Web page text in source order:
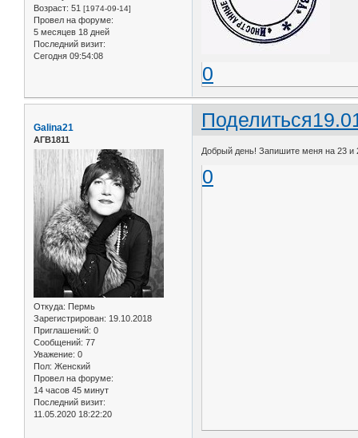
Возраст: 51 [1974-09-14]
Провел на форуме:
5 месяцев 18 дней
Последний визит:
Сегодня 09:54:08
0
Поделиться
Galina21
АГВ1811
Откуда: Пермь
Зарегистрирован: 19.10.2018
Приглашений: 0
Сообщений: 77
Уважение: 0
Пол: Женский
Провел на форуме:
14 часов 45 минут
Последний визит:
11.05.2020 18:22:20
Добрый день! Запишите меня на 23 и
0